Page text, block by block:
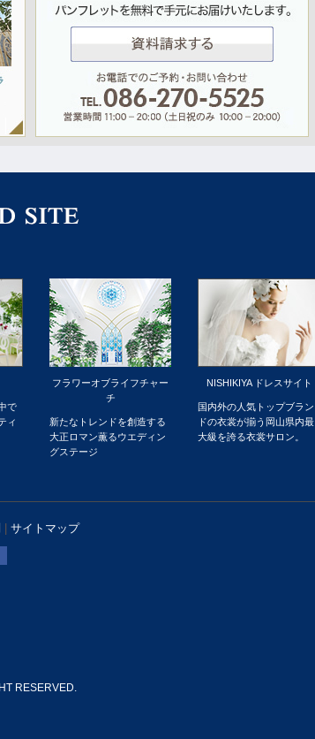
で
ィ
フラワーオブライフチャー
チ
新たなトレンドを創造する
大正ロマン薫るウエディン
グステージ
NISHIKIYA ドレスサイト
国内外の人気トップブラン
ドの衣裳が揃う岡山県内最
大級を誇る衣裳サロン。
| サイトマップ
RESERVED.